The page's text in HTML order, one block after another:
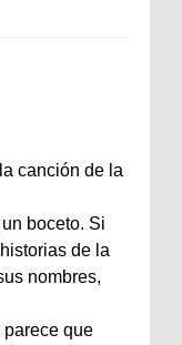
canción de la
boceto. Si
de la
nombres,
parece que